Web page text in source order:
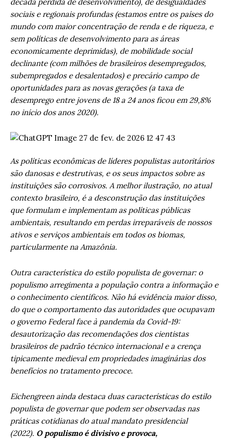
sociais e regionais profundas (estamos entre os países do
mundo com maior concentração de renda e de riqueza, e
sem políticas de desenvolvimento para as áreas
economicamente deprimidas), de mobilidade social
declinante (com milhões de brasileiros desempregados,
subempregados e desalentados) e precário campo de
oportunidades para as novas gerações (a taxa de
desemprego entre jovens de 18 a 24 anos ficou em 29,8%
no início dos anos 2020).
As políticas econômicas de líderes populistas autoritários
são danosas e destrutivas, e os seus impactos sobre as
instituições são corrosivos. A melhor ilustração, no atual
contexto brasileiro, é a desconstrução das instituições
que formulam e implementam as políticas públicas
ambientais, resultando em perdas irreparáveis de nossos
ativos e serviços ambientais em todos os biomas,
particularmente na Amazônia.
Outra característica do estilo populista de governar: o
populismo arregimenta a população contra a informação e
o conhecimento científicos. Não há evidência maior disso,
do que o comportamento das autoridades que ocupavam
o governo Federal face à pandemia da Covid-19:
desautorização das recomendações dos cientistas
brasileiros de padrão técnico internacional e a crença
tipicamente medieval em propriedades imaginárias dos
benefícios no tratamento precoce.
Eichengreen ainda destaca duas características do estilo
populista de governar que podem ser observadas nas
práticas cotidianas do atual mandato presidencial
(2022). O populismo é divisivo e provoca,